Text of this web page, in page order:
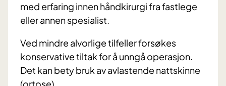
med erfaring innen håndkirurgi fra fastlege
eller annen spesialist.
Ved mindre alvorlige tilfeller forsøkes
konservative tiltak for å unngå operasjon.
Det kan bety bruk av avlastende nattskinne